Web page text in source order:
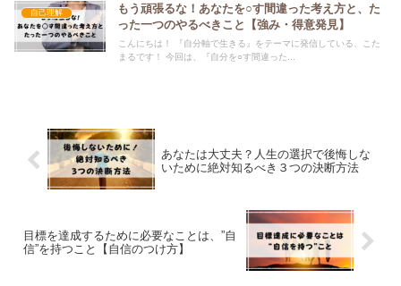
自己理解
もう頑張るな！あなたを○す間違った考え方と、た
った一つのやるべきこと【強み・得意発見】
こんにちは！ 『自分軸で生きる』をテーマに発信している、こた
まるです！ 今回は、『自分を○す間違った...
あなたは大丈夫？人生の選択で後悔しな
いために絶対知るべき３つの決断方法
目標を達成するために必要なことは、”自
信”を持つこと【自信のつけ方】